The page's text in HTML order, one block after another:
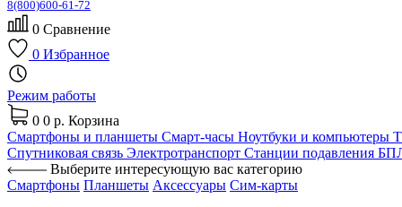
8(800)600-61-72
0 Сравнение
0 Избранное
Режим работы
0 0 р. Корзина
Смартфоны и планшеты Смарт-часы Ноутбуки и компьютеры
Спутниковая связь Электротранспорт Станции подавления
Выберите интересующую вас категорию
Смартфоны Планшеты Аксессуары Сим-карты